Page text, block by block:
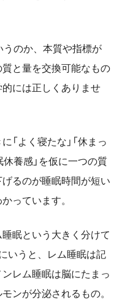
うのか、本質や指標が
と量を交換可能なもの
には正しくありませ
「よく寝たな」「休まっ
休養感」を仮に一つの質
るのが睡眠時間が短い
っています。
眠という大きく分けて
いうと、レム睡眠は記
レム睡眠は脳にたまっ
ンが分泌されるもの。